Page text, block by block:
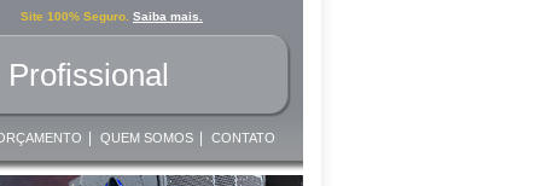
Site 100% Seguro. Saiba mais.
QUEM SOMOS CONTATO